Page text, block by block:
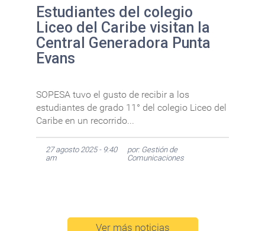
Estudiantes del colegio
Liceo del Caribe visitan la
Central Generadora Punta
Evans
SOPESA tuvo el gusto de recibir a los
estudiantes de grado 11° del colegio Liceo del
Caribe en un recorrido...
27 agosto 2025 - 9:40
am
por: Gestión de
Comunicaciones
Ver más noticias